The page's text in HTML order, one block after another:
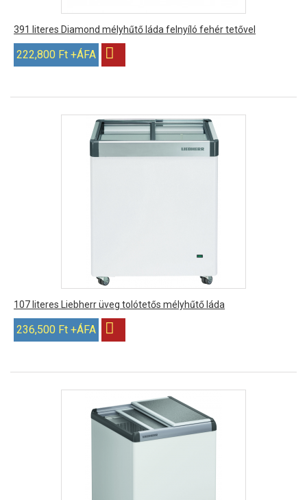
391 literes Diamond mélyhűtő láda felnyíló fehér tetővel
222,800 Ft +ÁFA
107 literes Liebherr üveg tolótetős mélyhűtő láda
236,500 Ft +ÁFA